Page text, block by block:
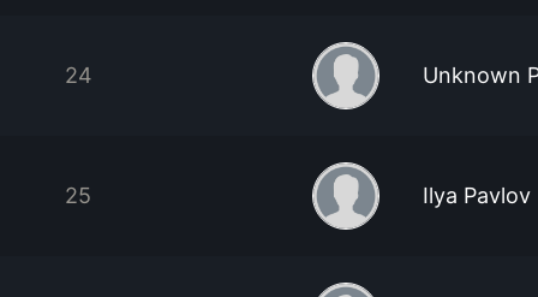
24 Unknown
25 Ilya Pavlov